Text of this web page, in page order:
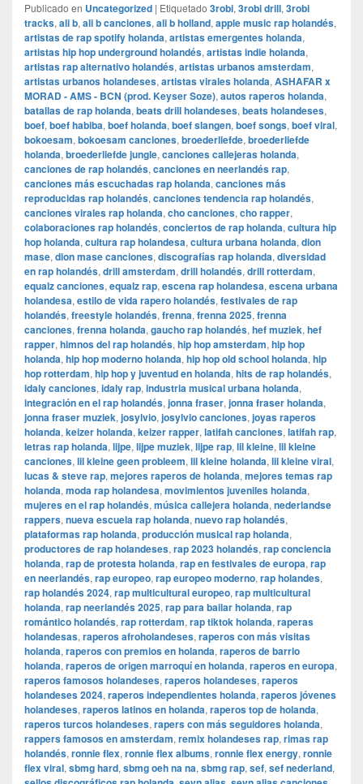
Publicado en Uncategorized | Etiquetado 3robi, 3robi drill, 3robi
tracks, ali b, ali b canciones, ali b holland, apple music rap holandés,
artistas de rap spotify holanda, artistas emergentes holanda,
artistas hip hop underground holandés, artistas indie holanda,
artistas rap alternativo holandés, artistas urbanos amsterdam,
artistas urbanos holandeses, artistas virales holanda, ASHAFAR x
MORAD - AMS - BCN (prod. Keyser Soze), autos raperos holanda,
batallas de rap holanda, beats drill holandeses, beats holandeses,
boef, boef habiba, boef holanda, boef slangen, boef songs, boef viral,
bokoesam, bokoesam canciones, broederliefde, broederliefde
holanda, broederliefde jungle, canciones callejeras holanda,
canciones de rap holandés, canciones en neerlandés rap,
canciones más escuchadas rap holanda, canciones más
reproducidas rap holandés, canciones tendencia rap holandés,
canciones virales rap holanda, cho canciones, cho rapper,
colaboraciones rap holandés, conciertos de rap holanda, cultura hip
hop holanda, cultura rap holandesa, cultura urbana holanda, dion
mase, dion mase canciones, discografías rap holanda, diversidad
en rap holandés, drill amsterdam, drill holandés, drill rotterdam,
equalz canciones, equalz rap, escena rap holandesa, escena urbana
holandesa, estilo de vida rapero holandés, festivales de rap
holandés, freestyle holandés, frenna, frenna 2025, frenna
canciones, frenna holanda, gaucho rap holandés, hef muziek, hef
rapper, himnos del rap holandés, hip hop amsterdam, hip hop
holanda, hip hop moderno holanda, hip hop old school holanda, hip
hop rotterdam, hip hop y juventud en holanda, hits de rap holandés,
idaly canciones, idaly rap, industria musical urbana holanda,
integración en el rap holandés, jonna fraser, jonna fraser holanda,
jonna fraser muziek, josylvio, josylvio canciones, joyas raperos
holanda, keizer holanda, keizer rapper, latifah canciones, latifah rap,
letras rap holanda, lijpe, lijpe muziek, lijpe rap, lil kleine, lil kleine
canciones, lil kleine geen probleem, lil kleine holanda, lil kleine viral,
lucas & steve rap, mejores raperos de holanda, mejores temas rap
holanda, moda rap holandesa, movimientos juveniles holanda,
mujeres en el rap holandés, música callejera holanda, nederlandse
rappers, nueva escuela rap holanda, nuevo rap holandés,
plataformas rap holanda, producción musical rap holanda,
productores de rap holandeses, rap 2023 holandés, rap conciencia
holanda, rap de protesta holanda, rap en festivales de europa, rap
en neerlandés, rap europeo, rap europeo moderno, rap holandes,
rap holandés 2024, rap multicultural europeo, rap multicultural
holanda, rap neerlandés 2025, rap para bailar holanda, rap
romántico holandés, rap rotterdam, rap tiktok holanda, raperas
holandesas, raperos afroholandeses, raperos con más visitas
holanda, raperos con premios en holanda, raperos de barrio
holanda, raperos de origen marroquí en holanda, raperos en europa,
raperos famosos holandeses, raperos holandeses, raperos
holandeses 2024, raperos independientes holanda, raperos jóvenes
holandeses, raperos latinos en holanda, raperos top de holanda,
raperos turcos holandeses, rapers con más seguidores holanda,
rappers famosos en amsterdam, remix holandeses rap, rimas rap
holandés, ronnie flex, ronnie flex albums, ronnie flex energy, ronnie
flex viral, sbmg hard, sbmg oeh na na, sbmg rap, sef, sef nederland,